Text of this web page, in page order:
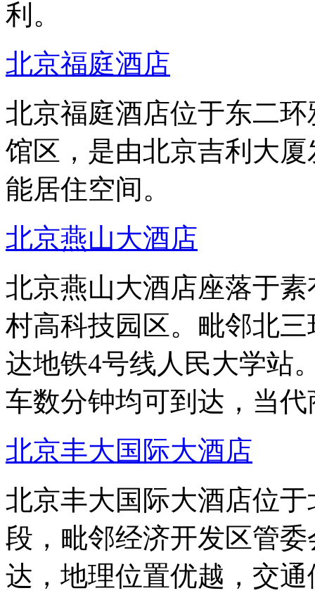
利。
北京福庭酒店
北京福庭酒店位于东二
馆区，是由北京吉利大
能居住空间。
北京燕山大酒店
北京燕山大酒店座落于
村高科技园区。毗邻北
达地铁4号线人民大学站
车数分钟均可到达，当
北京丰大国际大酒店
北京丰大国际大酒店位
段，毗邻经济开发区管
达，地理位置优越，交